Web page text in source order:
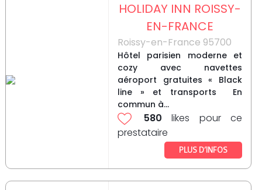
HOLIDAY INN ROISSY-
EN-FRANCE
Roissy-en-France 95700
Hôtel parisien moderne et
cozy avec navettes
aéroport gratuites « Black
line » et transports En
commun à...
580 likes pour ce
prestataire
PLUS D’INFOS